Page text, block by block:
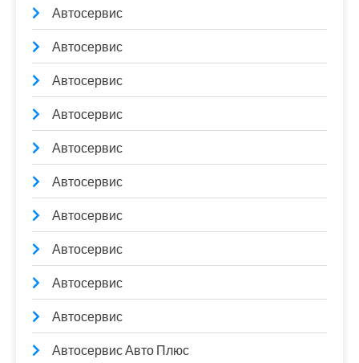
Автосервис
Автосервис
Автосервис
Автосервис
Автосервис
Автосервис
Автосервис
Автосервис
Автосервис
Автосервис
Автосервис Авто Плюс